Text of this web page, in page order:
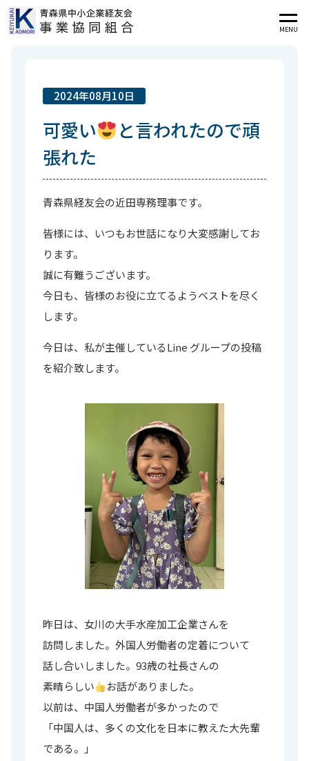
MENU
2024年08月10日
可愛い
と言われたので頑
張れた
青森県経友会の近田専務理事です。
皆様には、いつもお世話になり大変感謝してお
ります。
誠に有難うございます。
今日も、皆様のお役に立てるようベストを尽く
します。
今日は、私が主催しているLine グループの投稿
を紹介致します。
昨日は、女川の大手水産加工企業さんを
訪問しました。外国人労働者の定着について
話し合いしました。93歳の社長さんの
素晴らしい
お話がありました。
以前は、中国人労働者が多かったので
「中国人は、多くの文化を日本に教えた大先輩
である。」